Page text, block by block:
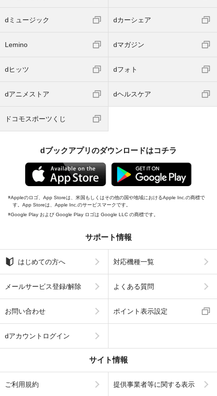
dミュージック dカーシェア
Lemino dマガジン
dヒッツ dフォト
dアニメストア dヘルスケア
ドコモスポーツくじ
dブックアプリのダウンロードはコチラ
Appleのロゴ、App Storeは、米国もしくはその他の国や地域におけるApple Inc.の商標で
す。App Storeは、Apple Inc.のサービスマークです。
Google Play および Google Play ロゴは Google LLC の商標です。
サポート情報
はじめての方へ 対応機種一覧
メールサービス登録/解除 よくある質問
お問い合わせ ポイント表示設定
dアカウントログイン
サイト情報
ご利用規約 提供事業者等に関する表示